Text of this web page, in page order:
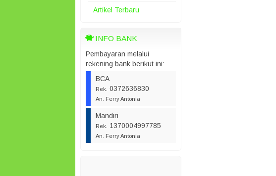
Artikel Terbaru
INFO BANK
Pembayaran melalui
rekening bank berikut ini:
BCA
Rek. 0372636830
An. Ferry Antonia
Mandiri
Rek. 1370004997785
An. Ferry Antonia